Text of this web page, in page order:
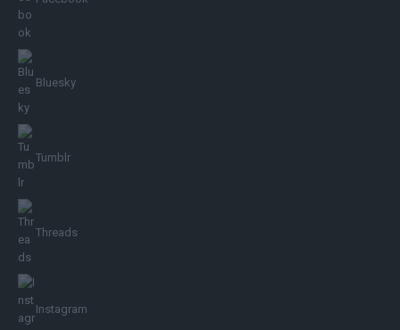
Bluesky
Tumblr
Threads
Instagram